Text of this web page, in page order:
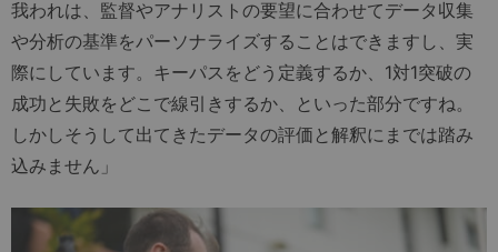
我われは、監督やアナリストの要望に合わせてデータ収集
や分析の基準をパーソナライズすることはできますし、実
際にしています。キーパスをどう定義するか、1対1突破の
成功と失敗をどこで線引きするか、といった部分ですね。
しかしそうして出てきたデータの評価と解釈にまでは踏み
込みません」